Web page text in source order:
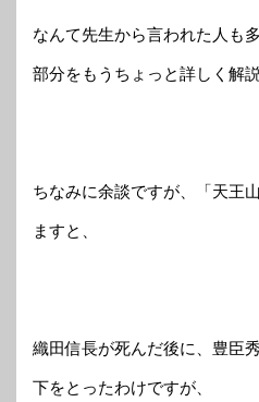
なんて先生から言われた人も
部分をもうちょっと詳しく解説
ちなみに余談ですが、「天王
ますと、
織田信長が死んだ後に、豊臣
下をとったわけですが、